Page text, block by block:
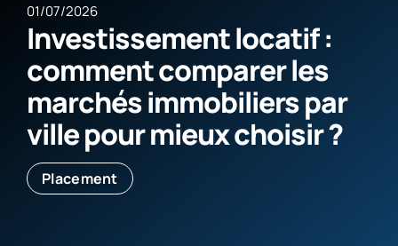
01/07/2026
Investissement locatif :
comment comparer les
marchés immobiliers par
ville pour mieux choisir ?
Placement